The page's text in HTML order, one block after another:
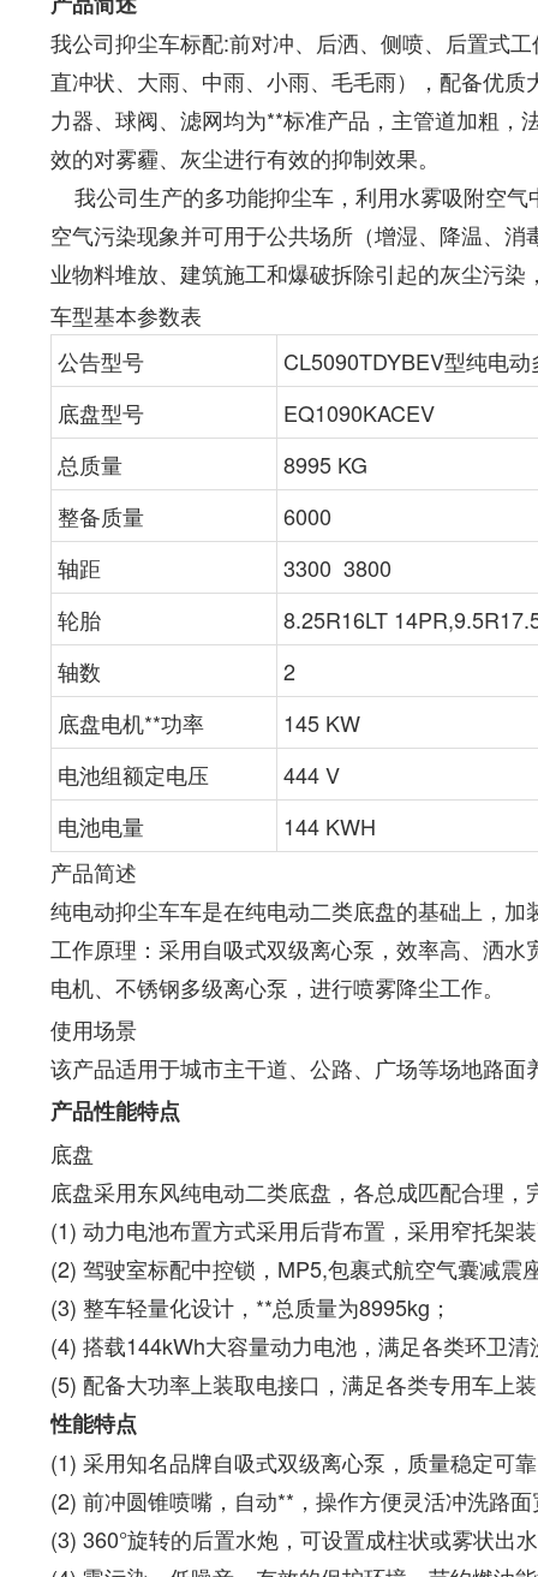
我公司抑尘车标配:前对冲、后洒、侧喷、后置式
直冲状、大雨、中雨、小雨、毛毛雨），配备优
力器、球阀、滤网均为**标准产品，主管道加粗
效的对雾霾、灰尘进行有效的抑制效果。
我公司生产的多功能抑尘车，利用水雾吸附空
空气污染现象并可用于公共场所（增湿、降温、
业物料堆放、建筑施工和爆破拆除引起的灰尘污
车型基本参数表
公告型号
CL5090TDYBEV型纯电
底盘型号
EQ1090KACEV
总质量
8995 KG
整备质量
6000
轴距
3300 3800
轮胎
8.25R16LT
轴数
2
底盘电机**功率
145 KW
电池组额定电压
444 V
电池电量
144 KWH
产品简述
纯电动抑尘车车是在纯电动二类底盘的基础上，
工作原理：采用自吸式双级离心泵，效率高、洒
电机、不锈钢多级离心泵，进行喷雾降尘工作。
使用场景
该产品适用于城市主干道、公路、广场等场地路
产品性能特点
底盘
底盘采用东风纯电动二类底盘，各总成匹配合理
(1) 动力电池布置方式采用后背布置，采用窄托架
(2) 驾驶室标配中控锁，MP5,包裹式航空气囊减
(3) 整车轻量化设计，**总质量为8995kg；
(4) 搭载144kWh大容量动力电池，满足各类环卫
(5) 配备大功率上装取电接口，满足各类专用车上
性能特点
(1) 采用知名品牌自吸式双级离心泵，质量稳定可
(2) 前冲圆锥喷嘴，自动**，操作方便灵活冲洗路
(3) 360°旋转的后置水炮，可设置成柱状或雾状出